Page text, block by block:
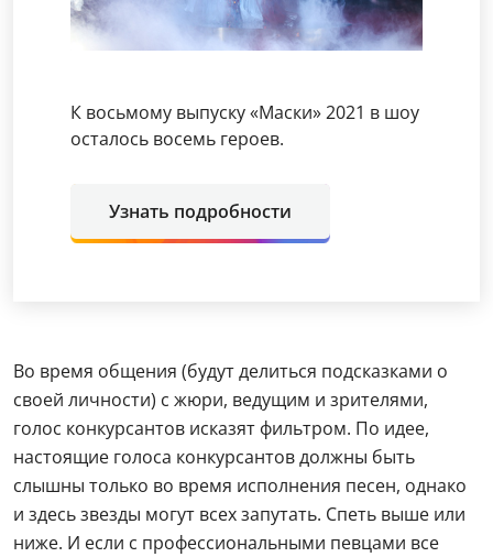
К восьмому выпуску «Маски» 2021 в шоу
осталось восемь героев.
Узнать подробности
Во время общения (будут делиться подсказками о
своей личности) с жюри, ведущим и зрителями,
голос конкурсантов исказят фильтром. По идее,
настоящие голоса конкурсантов должны быть
слышны только во время исполнения песен, однако
и здесь звезды могут всех запутать. Спеть выше или
ниже. И если с профессиональными певцами все